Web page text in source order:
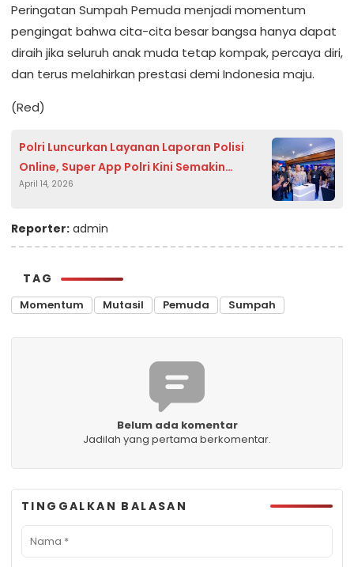
Peringatan Sumpah Pemuda menjadi momentum
pengingat bahwa cita-cita besar bangsa hanya dapat
diraih jika seluruh anak muda tetap kompak, percaya diri,
dan terus melahirkan prestasi demi Indonesia maju.
(Red)
Polri Luncurkan Layanan Laporan Polisi
Online, Super App Polri Kini Semakin
Lengkap dan Transparan
April 14, 2026
Reporter: admin
TAG
Momentum Mutasil Pemuda Sumpah
Belum ada komentar
Jadilah yang pertama berkomentar.
TINGGALKAN BALASAN